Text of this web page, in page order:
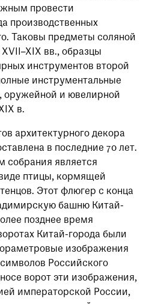
провести
производственных
Таковы предметы соляной
вв., образцы
инструментов второй
инструментальные
оружейной и ювелирной
в.
архитектурного декора
в последние 70 лет.
собрания является
птицы, кормящей
Этот флюгер с конца
башню Китай-
позднее время
Китай-города были
изображения
Российского
ворот эти изображения,
императорской России,